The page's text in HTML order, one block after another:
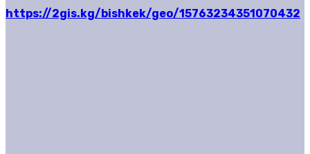
https://2gis.kg/bishkek/geo/15763234351070432